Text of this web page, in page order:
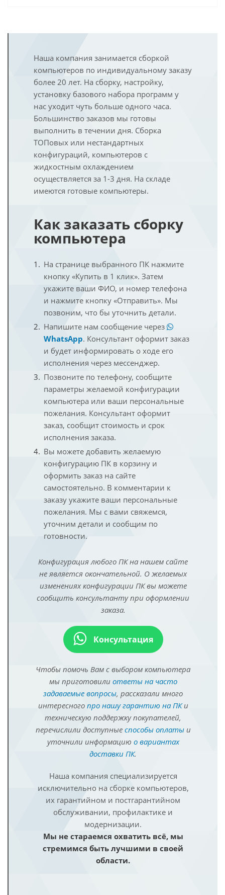
Наша компания занимается сборкой
компьютеров по индивидуальному заказу
более 20 лет. На сборку, настройку,
установку базового набора программ у
нас уходит чуть больше одного часа.
Большинство заказов мы готовы
выполнить в течении дня. Сборка
ТОПовых или нестандартных
конфигураций, компьютеров с
жидкостным охлаждением
осуществляется за 1-3 дня. На складе
имеются готовые компьютеры.
Как заказать сборку
компьютера
На странице выбранного ПК нажмите
кнопку «Купить в 1 клик». Затем
укажите ваши ФИО, и номер телефона
и нажмите кнопку «Отправить». Мы
позвоним, что бы уточнить детали.
Напишите нам сообщение через
WhatsApp. Консультант оформит заказ
и будет информировать о ходе его
исполнения через мессенджер.
Позвоните по телефону, сообщите
параметры желаемой конфигурации
компьютера или ваши персональные
пожелания. Консультант оформит
заказ, сообщит стоимость и срок
исполнения заказа.
Вы можете добавить желаемую
конфигурацию ПК в корзину и
оформить заказ на сайте
самостоятельно. В комментарии к
заказу укажите ваши персональные
пожелания. Мы с вами свяжемся,
уточним детали и сообщим по
готовности.
Конфигурация любого ПК на нашем сайте
не является окончательной. О желаемых
изменениях конфигурации ПК вы можете
сообщить консультанту при оформлении
заказа.
Консультация
Чтобы помочь Вам с выбором компьютера
мы приготовили ответы на часто
задаваемые вопросы, рассказали много
интересного про нашу гарантию на ПКи
техническую поддержку покупателей,
перечислили доступные способы оплатыи
уточнили информацию о вариантах
доставки ПК.
Наша компания специализируется
исключительно на сборке компьютеров,
их гарантийном и постгарантийном
обслуживании, профилактике и
модернизации.
Мы не стараемся охватить всё, мы
стремимся быть лучшими в своей
области.